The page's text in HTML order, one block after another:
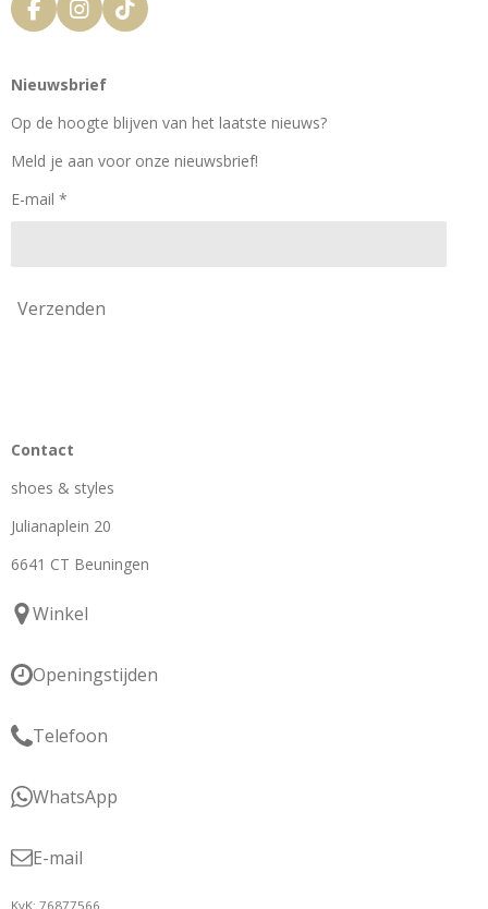
F
a
e
o
k
I
n
t
g
a
T
i
k
Nieuwsbrief
Op de hoogte blijven van het laatste nieuws?
Meld je aan voor onze nieuwsbrief!
E-mail *
Verzenden
Contact
shoes & styles
Julianaplein 20
6641 CT Beuningen
Winkel
Openingstijden
Telefoon
WhatsApp
E-mail
KvK: 76877566